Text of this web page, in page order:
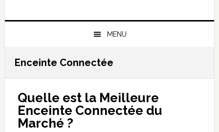
GTEMPS
MENU
Enceinte Connectée
Quelle est la Meilleure
Enceinte Connectée du
Marché ?